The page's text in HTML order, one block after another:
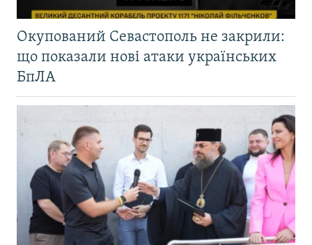
Окупований Севастополь не закрили:
що показали нові атаки українських
БпЛА